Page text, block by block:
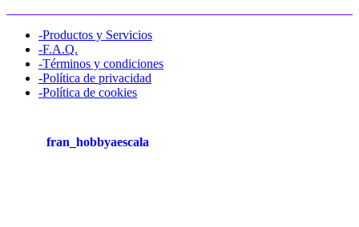
-Productos y Servicios
-F.A.Q.
-Términos y condiciones
-Política de privacidad
-Política de cookies
fran_hobbyaescala